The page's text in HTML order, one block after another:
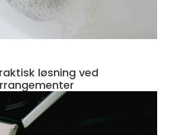
løsning ved